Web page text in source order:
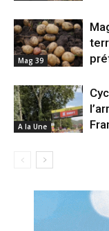
Mag 39
A la Une